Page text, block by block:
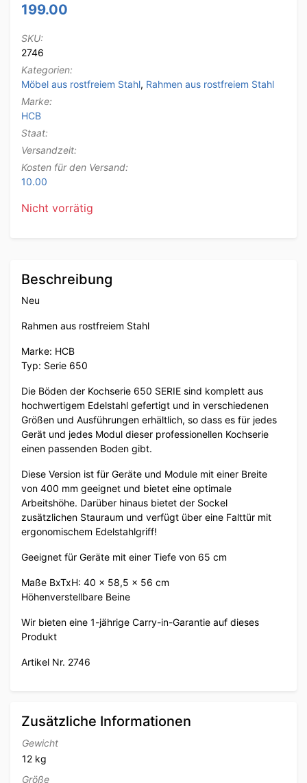
199.00
SKU:
2746
Kategorien:
Möbel aus rostfreiem Stahl, Rahmen aus rostfreiem Stahl
Marke:
HCB
Staat:
Versandzeit:
Kosten für den Versand:
10.00
Nicht vorrätig
Beschreibung
Neu
Rahmen aus rostfreiem Stahl
Marke: HCB
Typ: Serie 650
Die Böden der Kochserie 650 SERIE sind komplett aus
hochwertigem Edelstahl gefertigt und in verschiedenen
Größen und Ausführungen erhältlich, so dass es für jedes
Gerät und jedes Modul dieser professionellen Kochserie
einen passenden Boden gibt.
Diese Version ist für Geräte und Module mit einer Breite
von 400 mm geeignet und bietet eine optimale
Arbeitshöhe. Darüber hinaus bietet der Sockel
zusätzlichen Stauraum und verfügt über eine Falttür mit
ergonomischem Edelstahlgriff!
Geeignet für Geräte mit einer Tiefe von 65 cm
Maße BxTxH: 40 x 58,5 x 56 cm
Höhenverstellbare Beine
Wir bieten eine 1-jährige Carry-in-Garantie auf dieses
Produkt
Artikel Nr. 2746
Zusätzliche Informationen
Gewicht
12 kg
Größe